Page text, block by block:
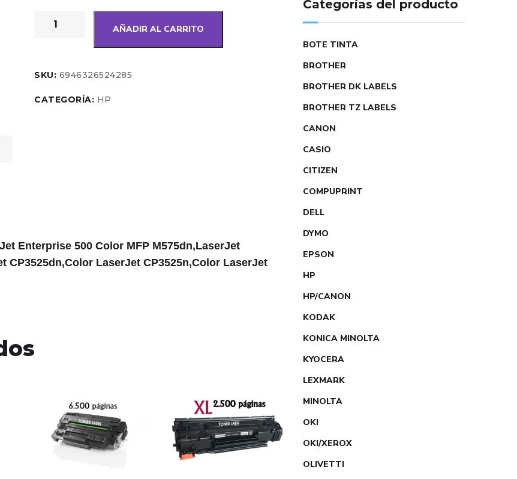
AÑADIR AL CARRITO
SKU: 6946326524285
CATEGORÍA: HP
Enterprise 500 Color MFP M575dn,LaserJet
CP3525dn,Color LaserJet CP3525n,Color LaserJet
Categorías del producto
BOTE TINTA
BROTHER
BROTHER DK LABELS
BROTHER TZ LABELS
CANON
CASIO
CITIZEN
COMPUPRINT
DELL
DYMO
EPSON
HP
HP/CANON
KODAK
KONICA MINOLTA
KYOCERA
LEXMARK
MINOLTA
OKI
OKI/XEROX
OLIVETTI